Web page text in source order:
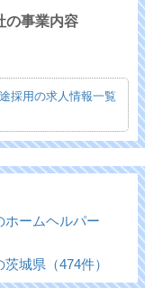
の事業内容
採用の求人情報一覧
ホームヘルパー
城県（474件）